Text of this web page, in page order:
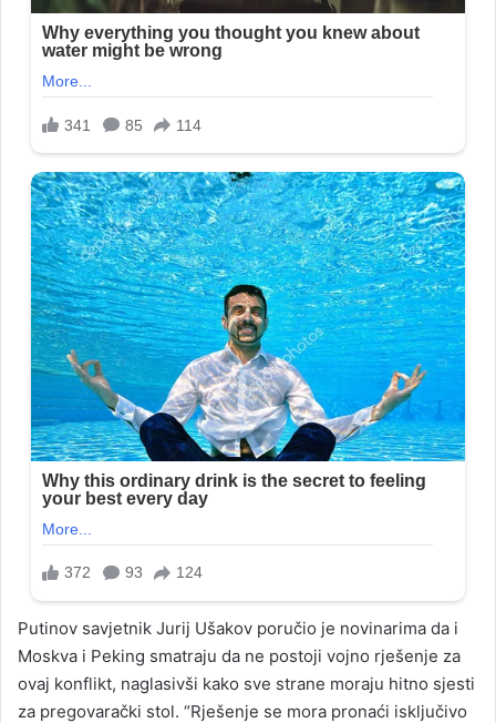
Putinov savjetnik Jurij Ušakov poručio je novinarima da i
Moskva i Peking smatraju da ne postoji vojno rješenje za
ovaj konflikt, naglasivši kako sve strane moraju hitno sjesti
za pregovarački stol. “Rješenje se mora pronaći isključivo